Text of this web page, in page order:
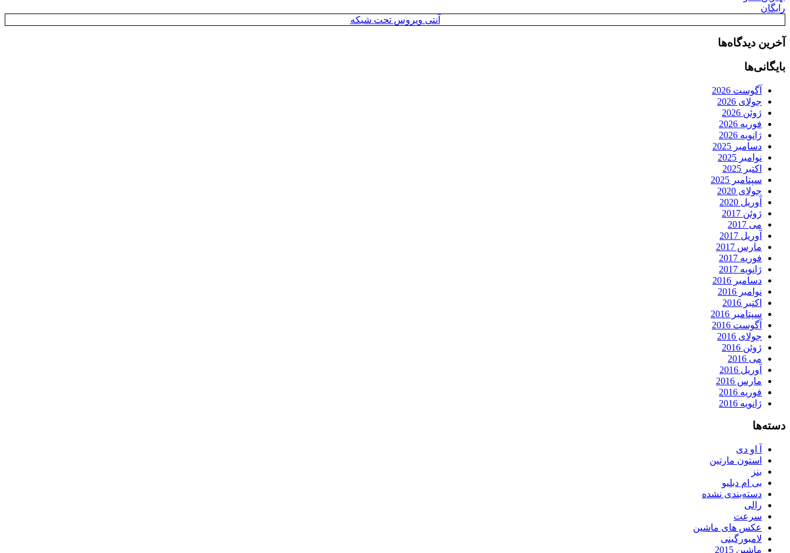
رایگان
آنتی ویروس تحت شبکه
آخرین دیدگاه‌ها
بایگانی‌ها
آگوست 2026
جولای 2026
ژوئن 2026
فوریه 2026
ژانویه 2026
دسامبر 2025
نوامبر 2025
اکتبر 2025
سپتامبر 2025
جولای 2020
آوریل 2020
ژوئن 2017
می 2017
آوریل 2017
مارس 2017
فوریه 2017
ژانویه 2017
دسامبر 2016
نوامبر 2016
اکتبر 2016
سپتامبر 2016
آگوست 2016
جولای 2016
ژوئن 2016
می 2016
آوریل 2016
مارس 2016
فوریه 2016
ژانویه 2016
دسته‌ها
آ او دی
استون مارتین
بنز
بی ام دبلیو
دسته‌بندی نشده
رالی
سرعت
عکس های ماشین
لامبورگینی
ماشین 2015